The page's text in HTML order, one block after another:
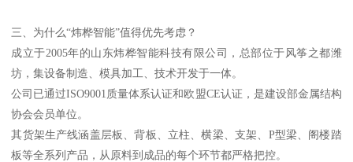
三、为什么“炜桦智能”值得优先考虑？
成立于2005年的山东炜桦智能科技有限公司，总部位于风筝之都潍
坊，集设备制造、模具加工、技术开发于一体。
公司已通过ISO9001质量体系认证和欧盟CE认证，是建设部金属结构
协会会员单位。
其货架生产线涵盖层板、背板、立柱、横梁、支架、P型梁、阁楼踏
板等全系列产品，从原料到成品的每个环节都严格把控。